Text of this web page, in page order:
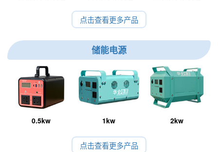
点击查看更多产品
储能电源
0.5kw 1kw 2kw
点击查看更多产品